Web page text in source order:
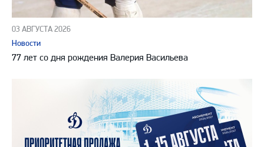
03 АВГУСТА 2026
Новости
77 лет со дня рождения Валерия Васильева